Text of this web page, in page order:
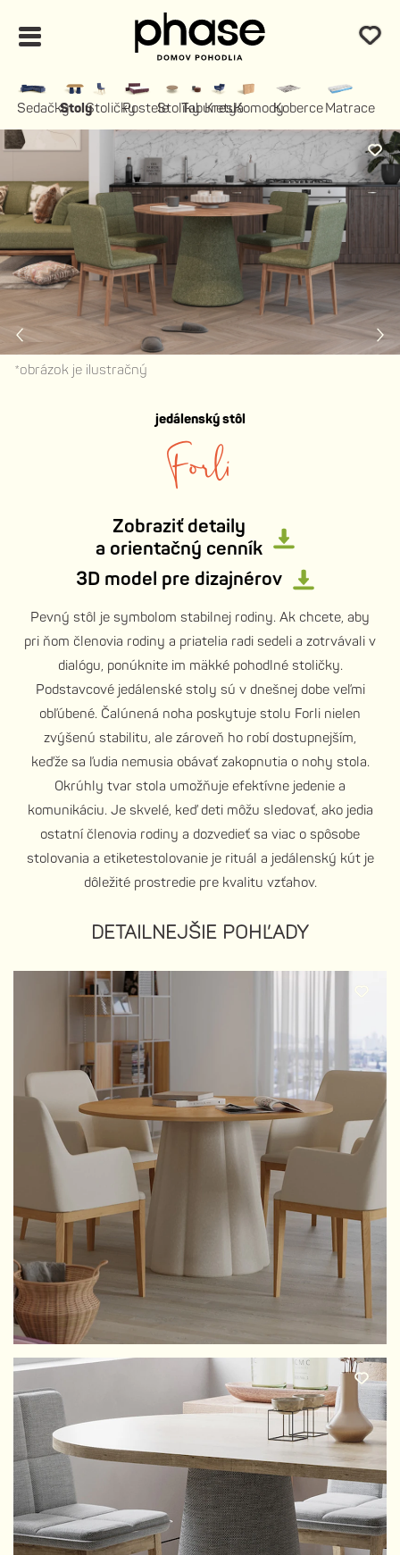
SedačkyStolyStoličkyPosteleStolíkyTaburety
KresláKomodyKoberceMatrace
*obrázok je ilustračný
jedálenský stôl
Forli
Zobraziť detaily
a orientačný cenník
3D model pre dizajnérov
Pevný stôl je symbolom stabilnej rodiny. Ak chcete, aby
pri ňom členovia rodiny a priatelia radi sedeli a zotrvávali v
dialógu, ponúknite im mäkké pohodlné stoličky.
Podstavcové jedálenské stoly sú v dnešnej dobe veľmi
obľúbené. Čalúnená noha poskytuje stolu Forli nielen
zvýšenú stabilitu, ale zároveň ho robí dostupnejším,
keďže sa ľudia nemusia obávať zakopnutia o nohy stola.
Okrúhly tvar stola umožňuje efektívne jedenie a
komunikáciu. Je skvelé, keď deti môžu sledovať, ako jedia
ostatní členovia rodiny a dozvedieť sa viac o spôsobe
stolovania a etiketestolovanie je rituál a jedálenský kút je
dôležité prostredie pre kvalitu vzťahov.
DETAILNEJŠIE POHĽADY